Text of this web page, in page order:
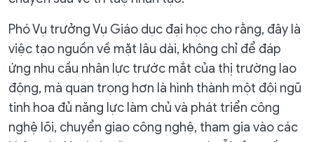
Phó Vụ trưởng Vụ Giáo dục đại học cho rằng, đây là
việc tạo nguồn về mặt lâu dài, không chỉ để đáp
ứng nhu cầu nhân lực trước mắt của thị trường lao
động, mà quan trọng hơn là hình thành một đội ngũ
tinh hoa đủ năng lực làm chủ và phát triển công
nghệ lõi, chuyển giao công nghệ, tham gia vào các